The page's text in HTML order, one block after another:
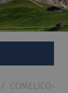
/ COMELICO-